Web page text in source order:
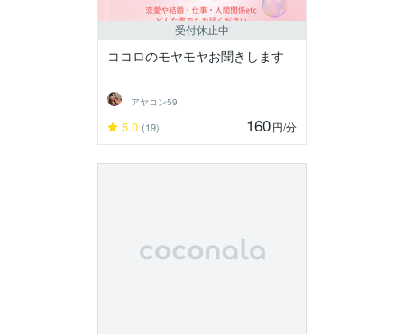
受付休止中
ココロのモヤモヤお聞きします
アヤコン59
5.0 (19) 160円/分